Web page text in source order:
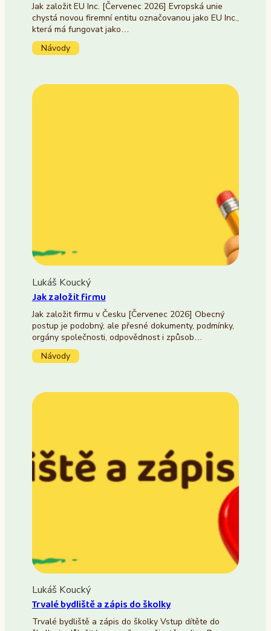
Jak založit EU Inc. [Červenec 2026] Evropská unie
chystá novou firemní entitu označovanou jako EU Inc.,
která má fungovat jako…
Návody
Lukáš Koucký
Jak založit firmu
Jak založit firmu v Česku [Červenec 2026] Obecný
postup je podobný, ale přesné dokumenty, podmínky,
orgány společnosti, odpovědnost i způsob…
Návody
Lukáš Koucký
Trvalé bydliště a zápis do školky
Trvalé bydliště a zápis do školky Vstup dítěte do